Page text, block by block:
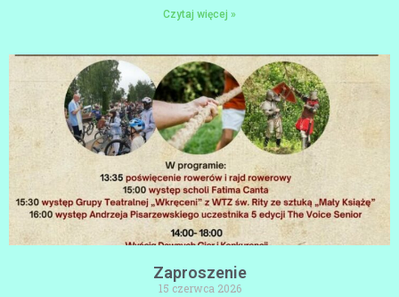
Czytaj więcej »
Zaproszenie
15 czerwca 2026